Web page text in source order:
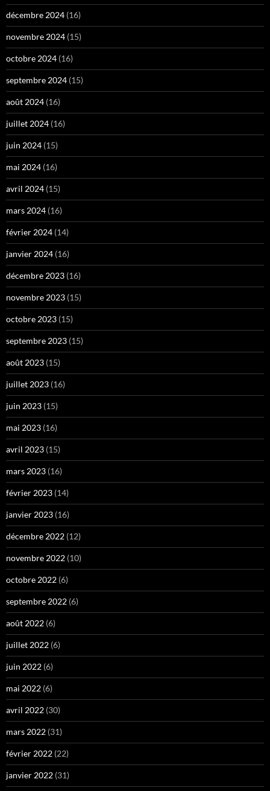
décembre 2024 (16)
novembre 2024 (15)
octobre 2024 (16)
septembre 2024 (15)
août 2024 (16)
juillet 2024 (16)
juin 2024 (15)
mai 2024 (16)
avril 2024 (15)
mars 2024 (16)
février 2024 (14)
janvier 2024 (16)
décembre 2023 (16)
novembre 2023 (15)
octobre 2023 (15)
septembre 2023 (15)
août 2023 (15)
juillet 2023 (16)
juin 2023 (15)
mai 2023 (16)
avril 2023 (15)
mars 2023 (16)
février 2023 (14)
janvier 2023 (16)
décembre 2022 (12)
novembre 2022 (10)
octobre 2022 (6)
septembre 2022 (6)
août 2022 (6)
juillet 2022 (6)
juin 2022 (6)
mai 2022 (6)
avril 2022 (30)
mars 2022 (31)
février 2022 (22)
janvier 2022 (31)